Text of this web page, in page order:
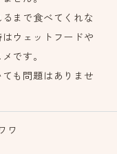
まで食べてくれな
ウェットフードや
です。
も問題はありませ
ワ